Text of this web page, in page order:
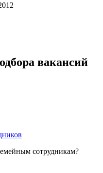
вакансий
сотрудникам?